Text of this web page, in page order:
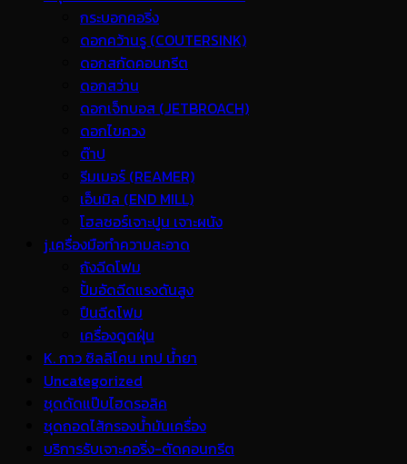
กระบอกคอริ่ง
ดอกคว้านรู (COUTERSINK)
ดอกสกัดคอนกรีต
ดอกสว่าน
ดอกเจ็ทบอส (JETBROACH)
ดอกไขควง
ต๊าป
รีมเมอร์ (REAMER)
เอ็นมิล (END MILL)
โฮลซอร์เจาะปูน เจาะผนัง
j.เครื่องมือทำความสะอาด
ถังฉีดโฟม
ปั้มอัดฉีดแรงดันสูง
ปืนฉีดโฟม
เครื่องดูดฝุ่น
K. กาว ซิลลิโคน เทป น้ำยา
Uncategorized
ชุดดัดแป๊บไฮดรอลิค
ชุดถอดไส้กรองน้ำมันเครื่อง
บริการรับเจาะคอริ่ง-ตัดคอนกรีต